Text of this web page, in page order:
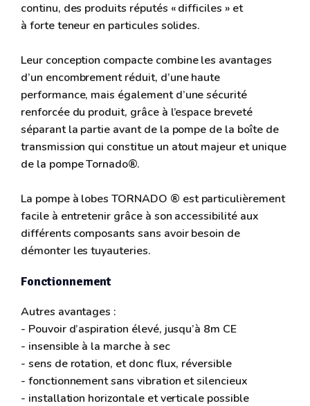
continu, des produits réputés « difficiles » et
à forte teneur en particules solides.
Leur conception compacte combine les avantages
d’un encombrement réduit, d’une haute
performance, mais également d’une sécurité
renforcée du produit, grâce à l’espace breveté
séparant la partie avant de la pompe de la boîte de
transmission qui constitue un atout majeur et unique
de la pompe Tornado®.
La pompe à lobes TORNADO ® est particulièrement
facile à entretenir grâce à son accessibilité aux
différents composants sans avoir besoin de
démonter les tuyauteries.
Fonctionnement
Autres avantages :
- Pouvoir d’aspiration élevé, jusqu’à 8m CE
- insensible à la marche à sec
- sens de rotation, et donc flux, réversible
- fonctionnement sans vibration et silencieux
- installation horizontale et verticale possible